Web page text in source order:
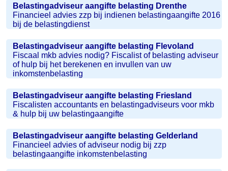
Belastingadviseur aangifte belasting Drenthe
Financieel advies zzp bij indienen belastingaangifte 2016
bij de belastingdienst
Belastingadviseur aangifte belasting Flevoland
Fiscaal mkb advies nodig? Fiscalist of belasting adviseur
of hulp bij het berekenen en invullen van uw
inkomstenbelasting
Belastingadviseur aangifte belasting Friesland
Fiscalisten accountants en belastingadviseurs voor mkb
& hulp bij uw belastingaangifte
Belastingadviseur aangifte belasting Gelderland
Financieel advies of adviseur nodig bij zzp
belastingaangifte inkomstenbelasting